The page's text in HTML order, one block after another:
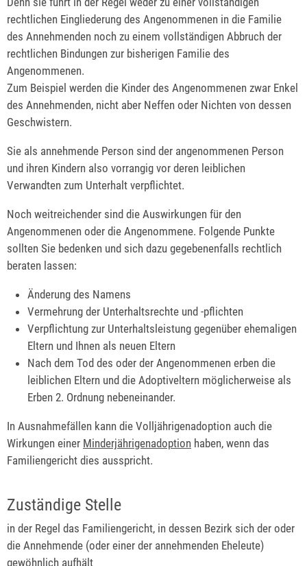
rechtlichen Eingliederung des Angenommenen in die Familie
des Annehmenden noch zu einem vollständigen Abbruch der
rechtlichen Bindungen zur bisherigen Familie des
Angenommenen.
Zum Beispiel werden die Kinder des Angenommenen zwar Enkel
des Annehmenden, nicht aber Neffen oder Nichten von dessen
Geschwistern.
Sie als annehmende Person sind der angenommenen Person
und ihren Kindern also vorrangig vor deren leiblichen
Verwandten zum Unterhalt verpflichtet.
Noch weitreichender sind die Auswirkungen für den
Angenommenen oder die Angenommene. Folgende Punkte
sollten Sie bedenken und sich dazu gegebenenfalls rechtlich
beraten lassen:
Änderung des Namens
Vermehrung der Unterhaltsrechte und -pflichten
Verpflichtung zur Unterhaltsleistung gegenüber ehemaligen
Eltern und Ihnen als neuen Eltern
Nach dem Tod des oder der Angenommenen erben die
leiblichen Eltern und die Adoptiveltern möglicherweise als
Erben 2. Ordnung nebeneinander.
In Ausnahmefällen kann die Volljährigenadoption auch die
Wirkungen einer Minderjährigenadoption haben, wenn das
Familiengericht dies ausspricht.
Zuständige Stelle
in der Regel das Familiengericht, in dessen Bezirk sich der oder
die Annehmende (oder einer der annehmenden Eheleute)
gewöhnlich aufhält